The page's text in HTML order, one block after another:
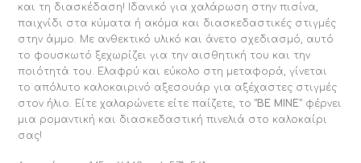
και τη διασκέδαση! Ιδανικό για χαλάρωση στην πισίνα,
παιχνίδι στα κύματα ή ακόμα και διασκεδαστικές στιγμές
στην άμμο. Με ανθεκτικό υλικό και άνετο σχεδιασμό, αυτό
το φουσκωτό ξεχωρίζει για την αισθητική του και την
ποιότητά του. Ελαφρύ και εύκολο στη μεταφορά, γίνεται
το απόλυτο καλοκαιρινό αξεσουάρ για αξέχαστες στιγμές
στον ήλιο. Είτε χαλαρώνετε είτε παίζετε, το“BE MINE” φέρνει
μια ρομαντική και διασκεδαστική πινελιά στο καλοκαίρι
σας!